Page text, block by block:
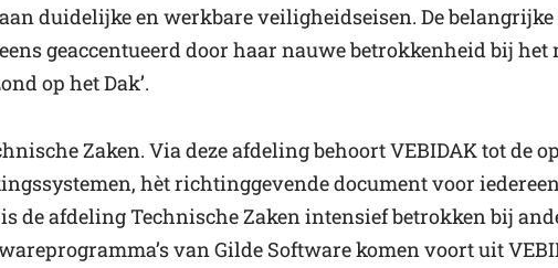
duidelijke en werkbare veiligheidseisen. De
geaccentueerd door haar nauwe betrokkenheid bij het
op het Dak’.
Zaken. Via deze afdeling behoort VEBIDAK tot de
hèt richtinggevende document voor
de afdeling Technische Zaken intensief betrokken bij
van Gilde Software komen voort uit